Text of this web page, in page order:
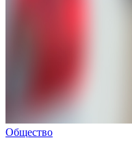
Общество